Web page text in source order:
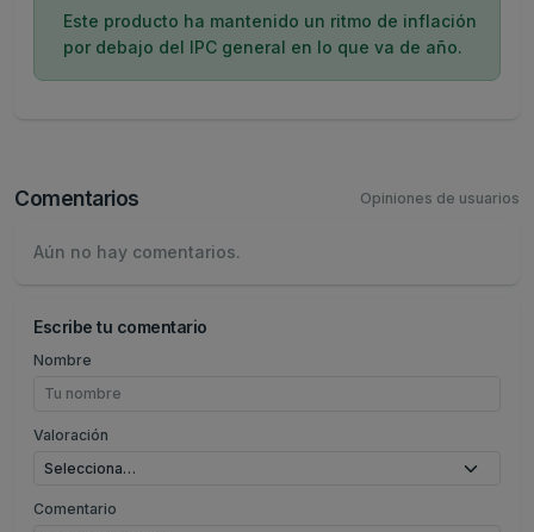
Este producto ha mantenido un ritmo de inflación
por debajo del IPC general en lo que va de año.
Comentarios Opiniones de usuarios
Aún no hay comentarios.
Escribe tu comentario
Nombre
Valoración
Comentario